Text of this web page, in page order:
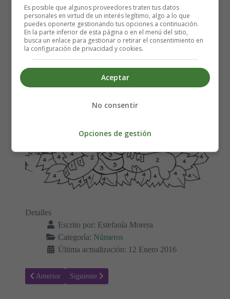
Dibujo escondido - Colorea según
las indicaciones
Detalles
Escrito por: Estefanía Morera
Categoría: Números
Última actualización: 12 Enero 2016
Artículo anterior: Número 3
Anterior Artículo siguiente: Globo - Números y colores
Siguiente
Es posible que algunos proveedores traten tus datos
personales en virtud de un interés legítimo, algo a lo que
puedes oponerte gestionando tus opciones a continuación.
En la parte inferior de esta página o en el menú del sitio,
busca un enlace para gestionar o retirar el consentimiento en
la configuración de privacidad y cookies.
Aceptar
No consentir
Opciones de gestión